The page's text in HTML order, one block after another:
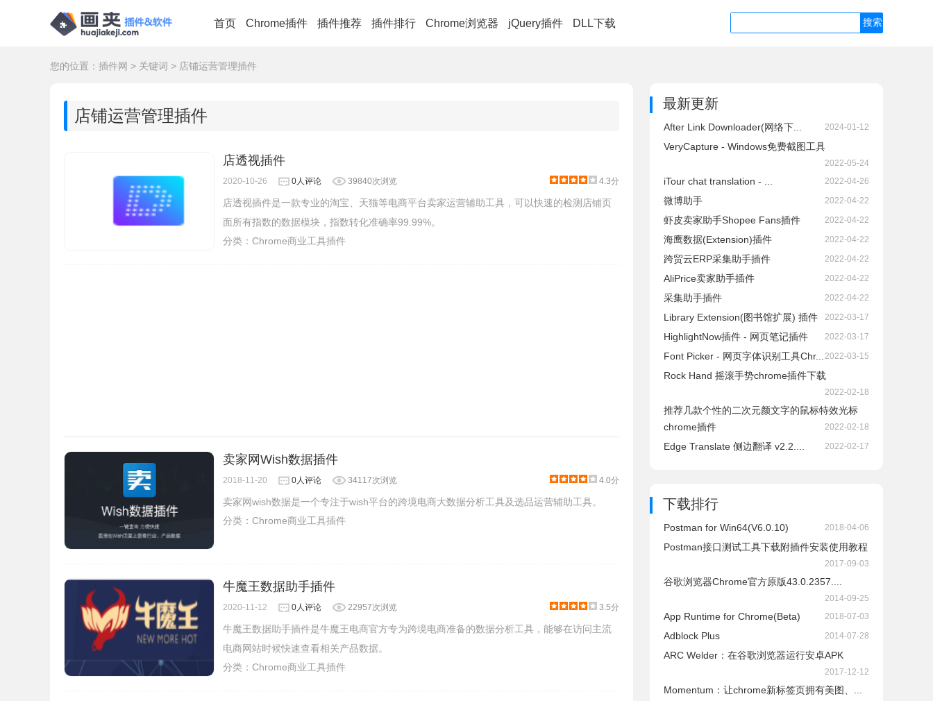
首页 Chrome插件 插件推荐 插件排行 Chrome浏览器 jQuery插件 DLL下载
您的位置： 插件网 > 关键词 > 店铺运营管理插件
店铺运营管理插件
店透视插件
2020-10-26 0人评论 39840次浏览 4.3分
店透视插件是一款专业的淘宝、天猫等电商平台卖家运营辅助工具，可以快速的检测店铺页
面所有指数的数据模块，指数转化准确率99.99%。
分类： Chrome商业工具插件
卖家网Wish数据插件
2018-11-20 0人评论 34117次浏览 4.0分
卖家网wish数据是一个专注于wish平台的跨境电商大数据分析工具及选品运营辅助工具。
分类： Chrome商业工具插件
牛魔王数据助手插件
2020-11-12 0人评论 22957次浏览 3.5分
牛魔王数据助手插件是牛魔王电商官方专为跨境电商准备的数据分析工具，能够在访问主流
电商网站时候快速查看相关产品数据。
分类： Chrome商业工具插件
最新更新
After Link Downloader(网络下... 2024-01-12
VeryCapture - Windows免费截图工具
2022-05-24
iTour chat translation - ... 2022-04-26
微博助手 2022-04-22
虾皮卖家助手Shopee Fans插件 2022-04-22
海鹰数据(Extension)插件 2022-04-22
跨贸云ERP采集助手插件 2022-04-22
AliPrice卖家助手插件 2022-04-22
采集助手插件 2022-04-22
Library Extension(图书馆扩展) 插件 2022-03-17
HighlightNow插件 - 网页笔记插件 2022-03-17
Font Picker - 网页字体识别工具Chr... 2022-03-15
Rock Hand 摇滚手势chrome插件下载
2022-02-18
推荐几款个性的二次元颜文字的鼠标特效光标
chrome插件
2022-02-18
Edge Translate 侧边翻译 v2.2.... 2022-02-17
下载排行
Postman for Win64(V6.0.10) 2018-04-06
Postman接口测试工具下载附插件安装使用教程
2017-09-03
谷歌浏览器Chrome官方原版43.0.2357....
2014-09-25
App Runtime for Chrome(Beta) 2018-07-03
Adblock Plus 2014-07-28
ARC Welder：在谷歌浏览器运行安卓APK
2017-12-12
Momentum：让chrome新标签页拥有美图、...